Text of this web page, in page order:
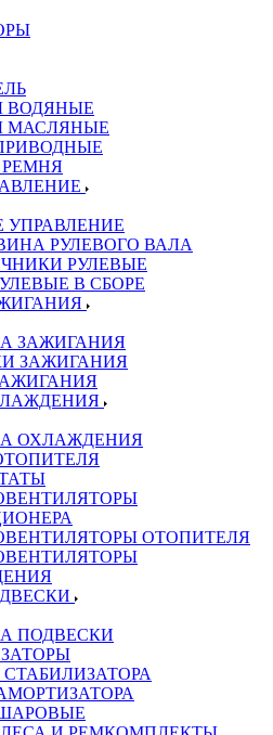
ВОДЯНЫЕ
МАСЛЯНЫЕ
УПРАВЛЕНИЕ
РУЛЕВОГО ВАЛА
РУЛЕВЫЕ
В СБОРЕ
ЗАЖИГАНИЯ
ЗАЖИГАНИЯ
ОХЛАЖДЕНИЯ
ОТОПИТЕЛЯ
ПОДВЕСКИ